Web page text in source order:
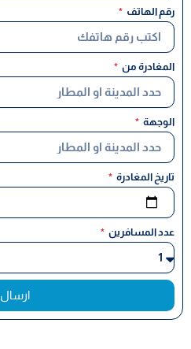
رقم الهاتف
المغادرة من
الوجهة
تاريخ المغادرة
عدد المسافرين
ارسال